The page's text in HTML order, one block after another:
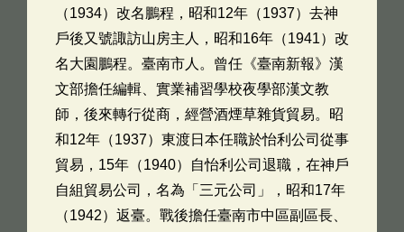
（1934）改名鵬程，昭和12年（1937）去神
戶後又號諏訪山房主人，昭和16年（1941）改
名大園鵬程。臺南市人。曾任《臺南新報》漢
文部擔任編輯、實業補習學校夜學部漢文教
師，後來轉行從商，經營酒煙草雜貨貿易。昭
和12年（1937）東渡日本任職於怡利公司從事
貿易，15年（1940）自怡利公司退職，在神戶
自組貿易公司，名為「三元公司」，昭和17年
（1942）返臺。戰後擔任臺南市中區副區長、